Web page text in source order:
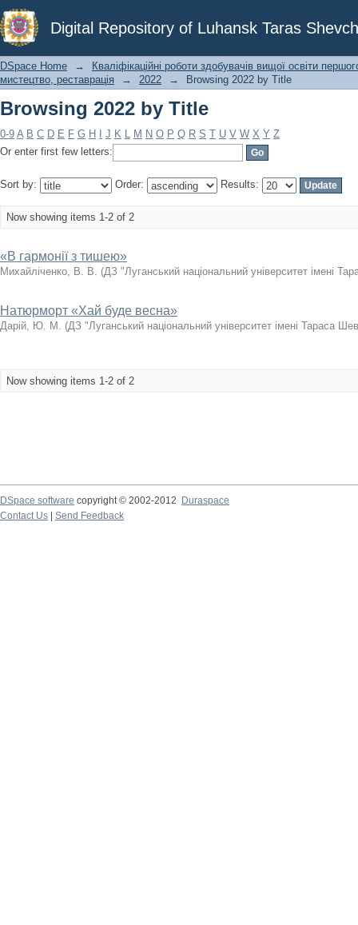
Digital Repository of Luhansk Taras
Browsing 2022 by Title
DSpace Home →
Кваліфікаційні роботи здобувачів вищої освіти
мистецтво, реставрація
→ 2022 → Browsing 2022 by Title
Browsing 2022 by Title
0-9 A B C D E F G H J K L M N O P Q R S T U V W X Y Z
Or enter first few letters:
Sort by: Order: Results:
Now showing items 1-2 of 2
«В гармонії з тишею»
Михайліченко, В. В. (ДЗ "Луганський національний університет імені
Натюрморт «Хай буде весна»
Дарій, Ю. М. (ДЗ "Луганський національний університет імені Тараса
Now showing items 1-2 of 2
DSpace software copyright © 2002-2012
Duraspace
Contact Us
Send Feedback